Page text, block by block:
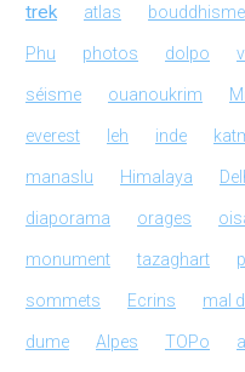
trek atlas bouddhisme
Phu photos dolpo
séisme ouanoukrim
everest leh inde
manaslu Himalaya
diaporama orages
monument tazaghart
sommets Ecrins mal
dume Alpes TOPo